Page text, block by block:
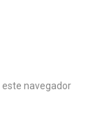
este navegador